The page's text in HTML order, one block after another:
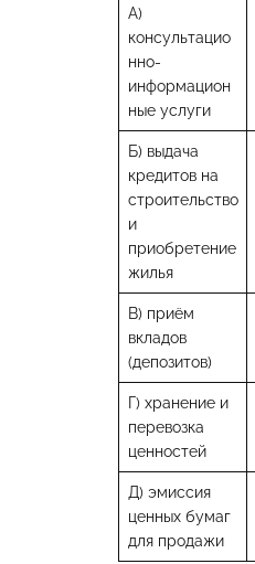
A)
консультацио
нно-
информацион
ные услуги
Б) выдача
кредитов на
строительство
и
приобретение
жилья
В) приём
вкладов
(депозитов)
Г) хранение и
перевозка
ценностей
Д) эмиссия
ценных бумаг
для продажи